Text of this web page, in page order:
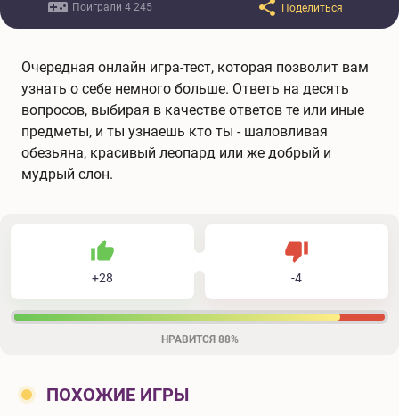
Поиграли 4 245 Поделиться
Очередная онлайн игра-тест, которая позволит вам
узнать о себе немного больше. Ответь на десять
вопросов, выбирая в качестве ответов те или иные
предметы, и ты узнаешь кто ты - шаловливая
обезьяна, красивый леопард или же добрый и
мудрый слон.
+28
Нравится
-4Не нравится
НРАВИТСЯ 88%
ПОХОЖИЕ ИГРЫ